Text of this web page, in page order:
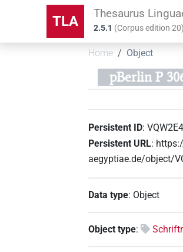
TLA Thesaurus
2.5.1 (Corpus edition20)
Home Object
pBerlin P
Persistent ID:
Persistent URL:
aegyptiae.de/object/
Data type: Object
Object type: